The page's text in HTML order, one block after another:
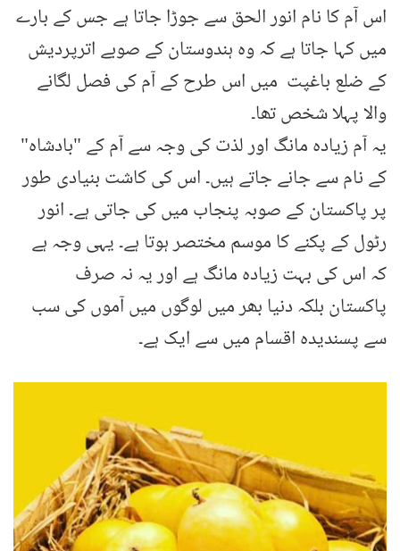
اس آم کا نام انور الحق سے جوڑا جاتا ہے جس کے بارے
میں کہا جاتا ہے کہ وہ ہندوستان کے صوبے اترپردیش
کے ضلع باغپت میں اس طرح کے آم کی فصل لگانے
والا پہلا شخص تھا۔
یہ آم زیادہ مانگ اور لذت کی وجہ سے آم کے "بادشاہ"
کے نام سے جانے جاتے ہیں۔ اس کی کاشت بنیادی طور
پر پاکستان کے صوبہ پنجاب میں کی جاتی ہے۔ انور
رٹول کے پکنے کا موسم مختصر ہوتا ہے۔ یہی وجہ ہے
کہ اس کی بہت زیادہ مانگ ہے اور یہ نہ صرف
پاکستان بلکہ دنیا بھر میں لوگوں میں آموں کی سب
سے پسندیدہ اقسام میں سے ایک ہے۔